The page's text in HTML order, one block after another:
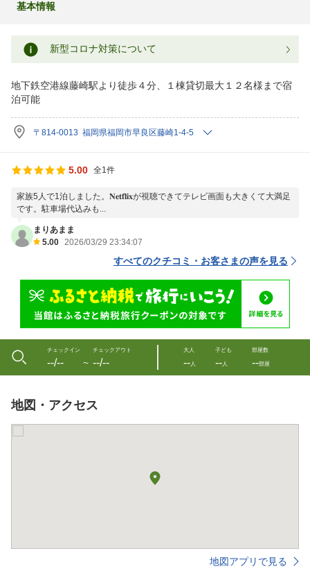
基本情報
新型コロナ対策について
地下鉄空港線藤崎駅より徒歩４分、１棟貸切最大１２名様まで宿
泊可能
〒814-0013 福岡県福岡市早良区藤崎1-4-5
5.00 全1件
家族5人で1泊しました。𝐍𝐞𝐭𝐟𝐥𝐢𝐱が視聴できてテレビ画面も大きくて大満足
です。駐車場代込みも...
まりあまま
5.00 2026/03/29 23:34:07
すべてのクチコミ・お客さまの声を見る
チェックイン
--/-- 〜
チェックアウト
--/--
大人
--人
子ども
--人
部屋数
--部屋
地図・アクセス
地図アプリで見る